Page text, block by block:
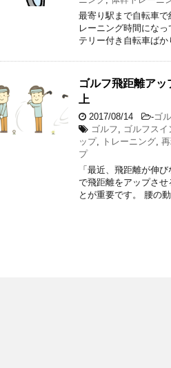
最寄り駅まで自転車
レーニング時間にな
テリー付き自転車ば
ゴルフ飛距離ア
上
2017/08/14 -ゴ
ゴルフ, ゴルフスイ
ップ, トレーニング,
プ
「最近、飛距離が伸
で飛距離をアップさ
とが重要です。 腰の